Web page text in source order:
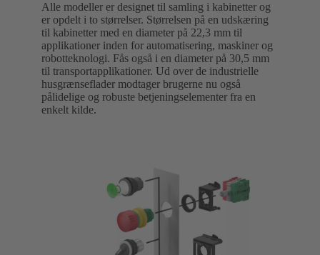
Alle modeller er designet til samling i kabinetter og
er opdelt i to størrelser. Størrelsen på en udskæring
til kabinetter med en diameter på 22,3 mm til
applikationer inden for automatisering, maskiner og
robotteknologi. Fås også i en diameter på 30,5 mm
til transportapplikationer. Ud over de industrielle
husgrænseflader modtager brugerne nu også
pålidelige og robuste betjeningselementer fra en
enkelt kilde.